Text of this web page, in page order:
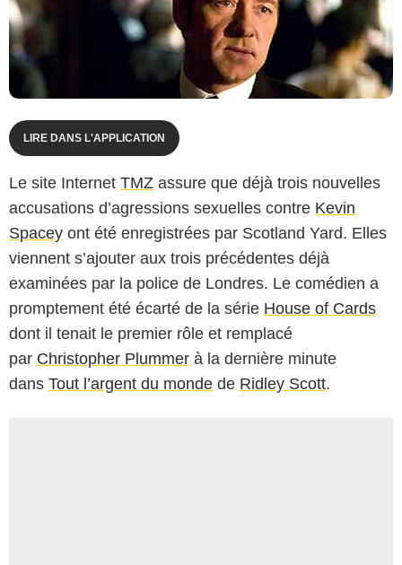
LIRE DANS L'APPLICATION
Le site Internet TMZ assure que déjà trois nouvelles
accusations d’agressions sexuelles contre Kevin
Spacey ont été enregistrées par Scotland Yard. Elles
viennent s’ajouter aux trois précédentes déjà
examinées par la police de Londres. Le comédien a
promptement été écarté de la série House of Cards
dont il tenait le premier rôle et remplacé
par Christopher Plummer à la dernière minute
dans Tout l’argent du monde de Ridley Scott.